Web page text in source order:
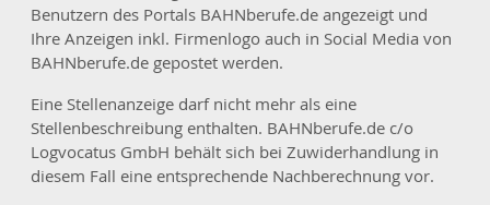
Benutzern des Portals BAHNberufe.de angezeigt und
Ihre Anzeigen inkl. Firmenlogo auch in Social Media von
BAHNberufe.de gepostet werden.
Eine Stellenanzeige darf nicht mehr als eine
Stellenbeschreibung enthalten. BAHNberufe.de c/o
Logvocatus GmbH behält sich bei Zuwiderhandlung in
diesem Fall eine entsprechende Nachberechnung vor.